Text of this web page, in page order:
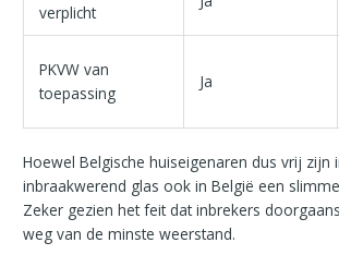
verplicht
PKVW van
toepassing
Ja
Hoewel Belgische huiseigenaren dus vrij zijn
inbraakwerend glas ook in België een
Zeker gezien het feit dat inbrekers
weg van de minste weerstand.